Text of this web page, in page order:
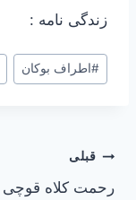
زندگی نامه :
برچسب‌های
نوشته:
#اطراف بوکان
راهبری
قبلی
رحمت کلاه قوچی